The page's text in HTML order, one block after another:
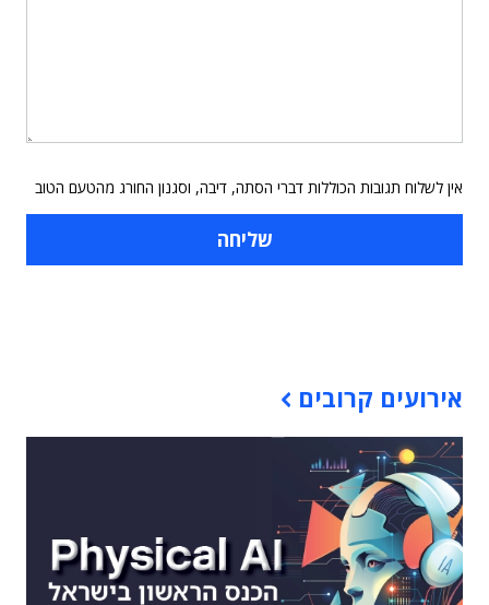
אין לשלוח תגובות הכוללות דברי הסתה, דיבה, וסגנון החורג מהטעם הטוב
אירועים קרובים